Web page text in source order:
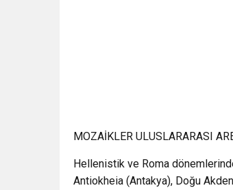
MOZAİKLER ULUSLARARASI
Hellenistik ve Roma
Antiokheia (Antakya), Doğu